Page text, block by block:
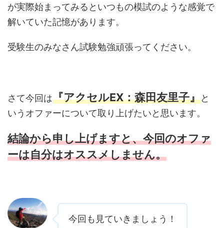
が実際始まってみるといつもの模試のような感覚で
解いていた記憶があります。
受験生のみなさん試験勉強頑張ってください。
さて今回は『アクセルEX：森田友里子』と
いうオファーについて取り上げたいと思います。
結論から申し上げますと、今回のオファ
ーは自分はオススメしません。
今回も見ていきましょう！